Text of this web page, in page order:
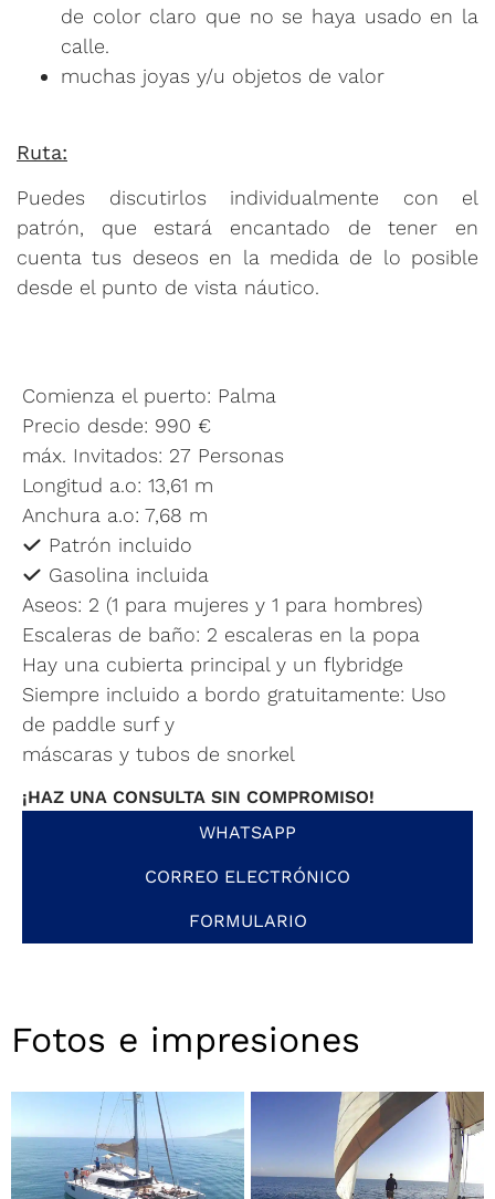
de color claro que no se haya usado en la
calle.
muchas joyas y/u objetos de valor
Ruta:
Puedes discutirlos individualmente con el
patrón, que estará encantado de tener en
cuenta tus deseos en la medida de lo posible
desde el punto de vista náutico.
Comienza el puerto: Palma
Precio desde: 990 €
máx. Invitados: 27 Personas
Longitud a.o: 13,61 m
Anchura a.o: 7,68 m
Patrón incluido
Gasolina incluida
Aseos: 2 (1 para mujeres y 1 para hombres)
Escaleras de baño: 2 escaleras en la popa
Hay una cubierta principal y un flybridge
Siempre incluido a bordo gratuitamente: Uso
de paddle surf y
máscaras y tubos de snorkel
¡HAZ UNA CONSULTA SIN COMPROMISO!
WHATSAPP
CORREO ELECTRÓNICO
FORMULARIO
Fotos e impresiones